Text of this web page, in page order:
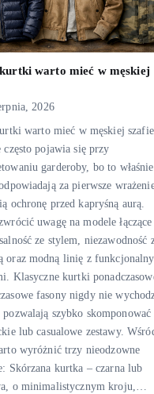
warto mieć w męskiej
2026
warto mieć w męskiej
często pojawia się przy
garderoby, bo to właśnie
za pierwsze
ochronę przed kapryśną aurą.
uwagę na modele łączące
ze stylem, niezawodność
oraz modną linię z
Klasyczne kurtki
fasony nigdy nie
szybko skomponować
lub casualowe zestawy.
wyróżnić trzy nieodzowne
Skórzana kurtka – czarna lub
o minimalistycznym kroju,…